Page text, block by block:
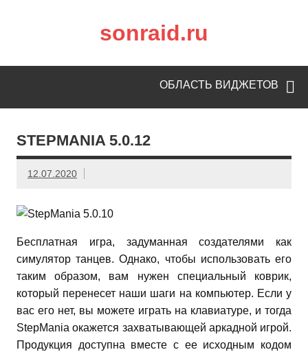
sonraid.ru
ОБЛАСТЬ ВИДЖЕТОВ
STEPMANIA 5.0.12
12.07.2020
Бесплатная игра, задуманная создателями как
симулятор танцев. Однако, чтобы использовать его
таким образом, вам нужен специальный коврик,
который перенесет наши шаги на компьютер. Если у
вас его нет, вы можете играть на клавиатуре, и тогда
StepMania окажется захватывающей аркадной игрой.
Продукция доступна вместе с ее исходным кодом